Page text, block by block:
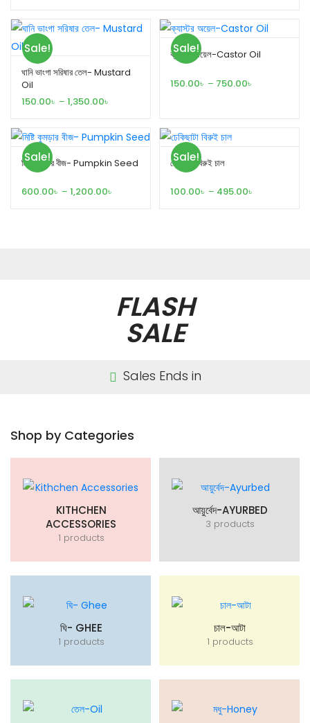
Sale!
ঘানি ভাংগা সরিষার তেল- Mustard
Oil
150.00৳ – 1,350.00৳
Sale!
ক্যাস্টর অয়েল-Castor Oil
150.00৳ – 750.00৳
Sale!
মিষ্টি কুমড়ার বীজ- Pumpkin Seed
600.00৳ – 1,200.00৳
Sale!
ঢেকিছাটা বিরুই চাল
100.00৳ – 495.00৳
FLASH
SALE
Sales Ends in
Shop by Categories
KITHCHEN
ACCESSORIES
1 products
আয়ুর্বেদ-AYURBED
3 products
ঘি- GHEE
1 products
চাল-আটা
1 products